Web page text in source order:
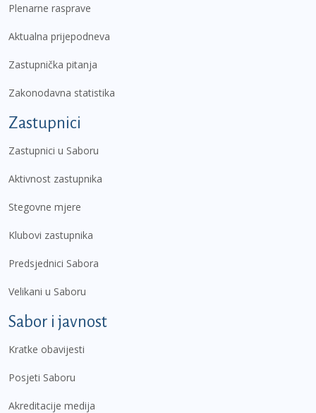
Plenarne rasprave
Aktualna prijepodneva
Zastupnička pitanja
Zakonodavna statistika
Zastupnici
Zastupnici u Saboru
Aktivnost zastupnika
Stegovne mjere
Klubovi zastupnika
Predsjednici Sabora
Velikani u Saboru
Sabor i javnost
Kratke obavijesti
Posjeti Saboru
Akreditacije medija